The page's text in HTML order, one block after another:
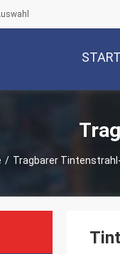
/ Tragbarer